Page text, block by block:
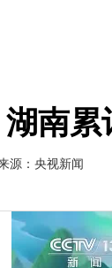
南
源：央视新闻